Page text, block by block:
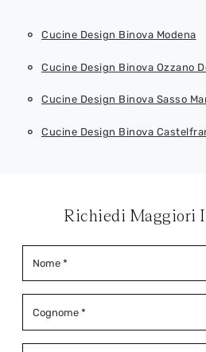
Cucine Design Binova Modena
Cucine Design Binova Ozzano
Cucine Design Binova Sasso
Cucine Design Binova
Richiedi Maggiori